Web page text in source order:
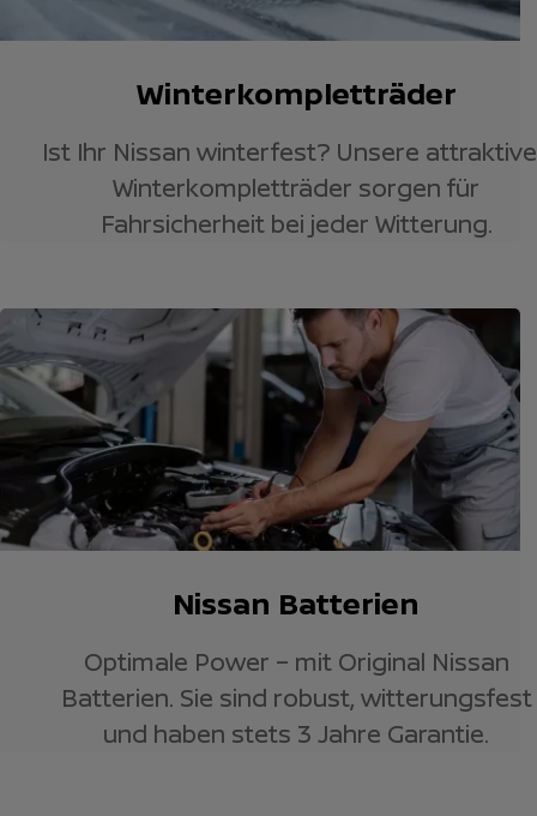
Winterkompletträder
Ist Ihr Nissan winterfest? Unsere
Winterkompletträder sorgen für
Fahrsicherheit bei jeder Witterung.
Nissan Batterien
Optimale Power – mit Original Nissan
Batterien. Sie sind robust, witterungsfest
und haben stets 3 Jahre Garantie.